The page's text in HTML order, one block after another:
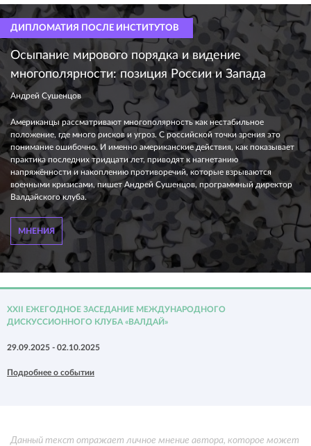
ДИПЛОМАТИЯ ПОСЛЕ ИНСТИТУТОВ
Осыпание мирового порядка и видение
многополярности: позиция России и Запада
Андрей Сушенцов
Американцы рассматривают многополярность как нестабильное
положение, где много рисков и угроз. С российской точки зрения это
понимание ошибочно. И именно американские действия, как показывает
практика последних тридцати лет, приводят к нагнетанию
напряжённости и накоплению противоречий, которые взрываются
военными кризисами, пишет Андрей Сушенцов, программный директор
Валдайского клуба.
МНЕНИЯ
XXII ЕЖЕГОДНОЕ ЗАСЕДАНИЕ МЕЖДУНАРОДНОГО
ДИСКУССИОННОГО КЛУБА «ВАЛДАЙ»
29.09.2025 - 02.10.2025
Подробнее о событии
Данный текст отражает личное мнение автора, которое может